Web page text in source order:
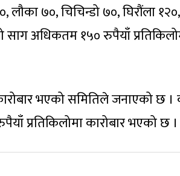
लौका ७०, चिचिन्डो ७०, घिरौंला १२०,
साग अधिकतम १५० रुपैयाँ
भएको समितिले जनाएको छ
प्रतिकिलोमा कारोबार भएको छ ।